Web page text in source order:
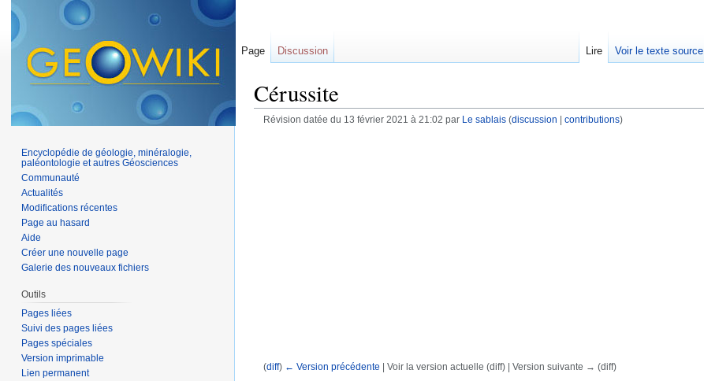
Cérussite
Révision datée du 13 février 2021 à 21:02 par Le sablais (discussion contributions)
(diff) ← Version précédente | Voir la version actuelle (diff) | Version suivante → (diff)
Page Discussion Lire Voir le texte source
Encyclopédie de géologie, minéralogie,
paléontologie et autres Géosciences
Communauté
Actualités
Modifications récentes
Page au hasard
Aide
Créer une nouvelle page
Galerie des nouveaux fichiers
Outils
Pages liées
Suivi des pages liées
Pages spéciales
Version imprimable
Lien permanent